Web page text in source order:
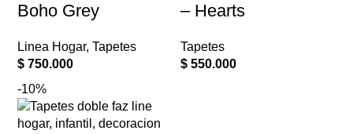
Boho Grey
Linea Hogar, Tapetes
$ 750.000
– Hearts
Tapetes
$ 550.000
-10%